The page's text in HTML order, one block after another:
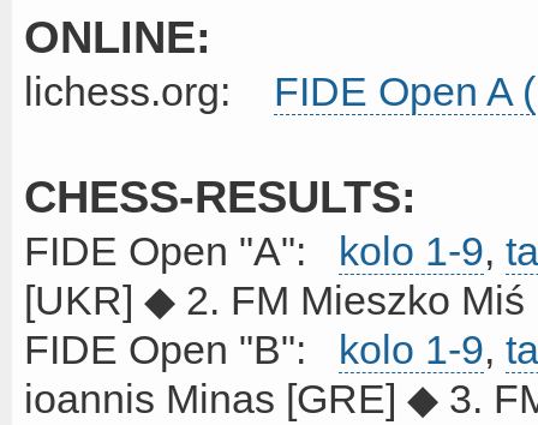
ONLINE:
lichess.org: FIDE Open A
CHESS-RESULTS:
FIDE Open "A": kolo 1-9,
[UKR] ◆ 2. FM Mieszko
FIDE Open "B":
kolo 1-9,
ioannis Minas [GRE] ◆ 3.